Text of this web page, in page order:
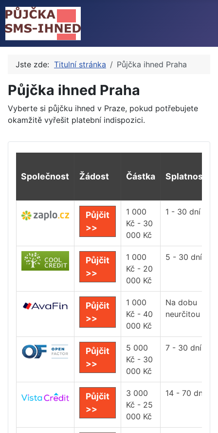
Jste zde: Titulní stránka Půjčka ihned Praha
Půjčka ihned Praha
Vyberte si půjčku ihned v Praze, pokud potřebujete
okamžitě vyřešit platební indispozici.
Společnost Žádost Částka Splatnost
Půjčit
>>
1 000
Kč - 30
000 Kč
1 - 30 dní
Půjčit
>>
1 000
Kč - 20
000 Kč
5 - 30 dní
Půjčit
>>
1 000
Kč - 40
000 Kč
Na dobu
neurčitou
Půjčit
>>
5 000
Kč - 30
000 Kč
7 - 30 dní
Půjčit
>>
3 000
Kč - 25
000 Kč
14 - 70 dní